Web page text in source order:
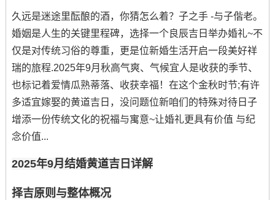
久远是迷途里酝酿的酒，你猜怎么着？子之手 -与子偕老。
婚姻是人生的关键里程碑，选择一个良辰吉日举办婚礼~不
仅是对传统习俗的尊重，更是位新婚生活开启一段美好祥
瑞的旅程.2025年9月秋高气爽、气候宜人是收获的季节、
也标记着爱情瓜熟蒂落、收获幸福！在这个金秋时节;有许
多适宜嫁娶的黄道吉日，没问题位新咱们的特殊对待日子
增添一份传统文化的祝福与寓意~让婚礼更具有价值 与纪
念价值...
2025年9月结婚黄道吉日详解
择吉原则与整体概况